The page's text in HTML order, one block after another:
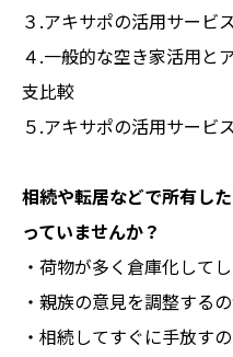
３.アキサポの活用サービ
４.一般的な空き家活用と
支比較
５.アキサポの活用サービ
相続や転居などで所有し
っていませんか？
・荷物が多く倉庫化して
・親族の意見を調整する
・相続してすぐに手放す